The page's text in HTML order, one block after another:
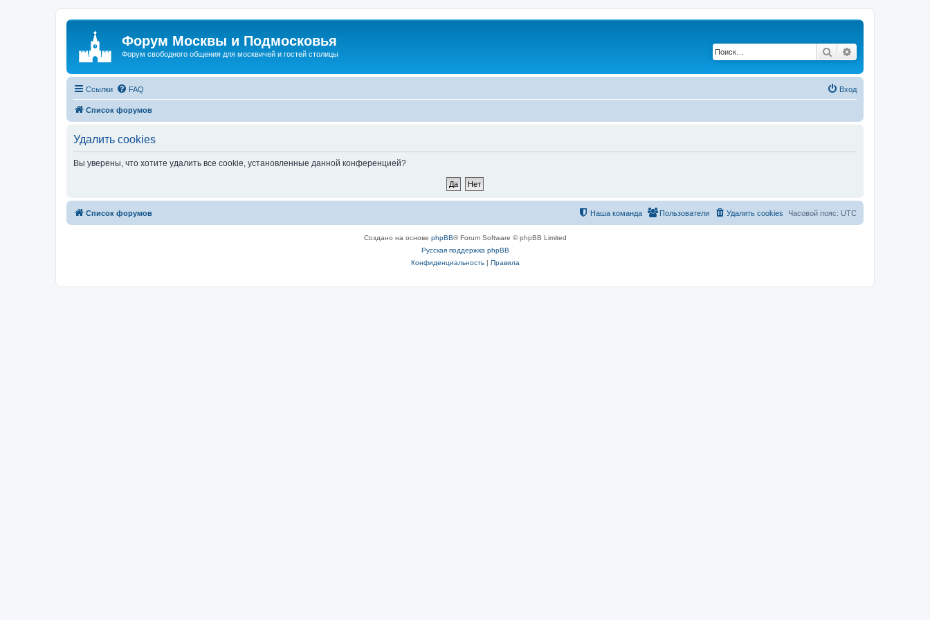
Форум Москвы и Подмосковья
Форум свободного общения для москвичей и гостей столицы Поиск
Ссылки FAQ Вход
Список форумов
Удалить cookies
Вы уверены, что хотите удалить все cookie, установленные данной конференцией?
Список форумов Часовой пояс: UTC
Удалить cookies
Пользователи
Наша команда
Создано на основе phpBB® Forum Software © phpBB Limited
Русская поддержка phpBB
Конфиденциальность| Правила